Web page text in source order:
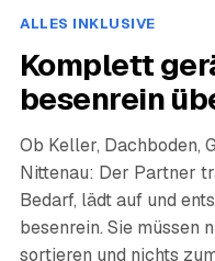
ALLES INKLUSIVE
Komplett
besenrein
Ob Keller, Dachboden,
Nittenau: Der Partner
Bedarf, lädt auf und
besenrein. Sie müssen
sortieren und nichts